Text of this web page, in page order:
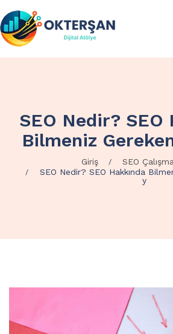
SEO Nedir? SEO
Bilmeniz
Giriş
SEO
SEO Nedir? SEO Hakkında
y